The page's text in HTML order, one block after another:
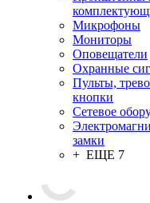
Микрофоны
Мониторы
Оповещатели
Охранные
Пульты,
кнопки
Сетевое
замки
+ ЕЩЕ 7